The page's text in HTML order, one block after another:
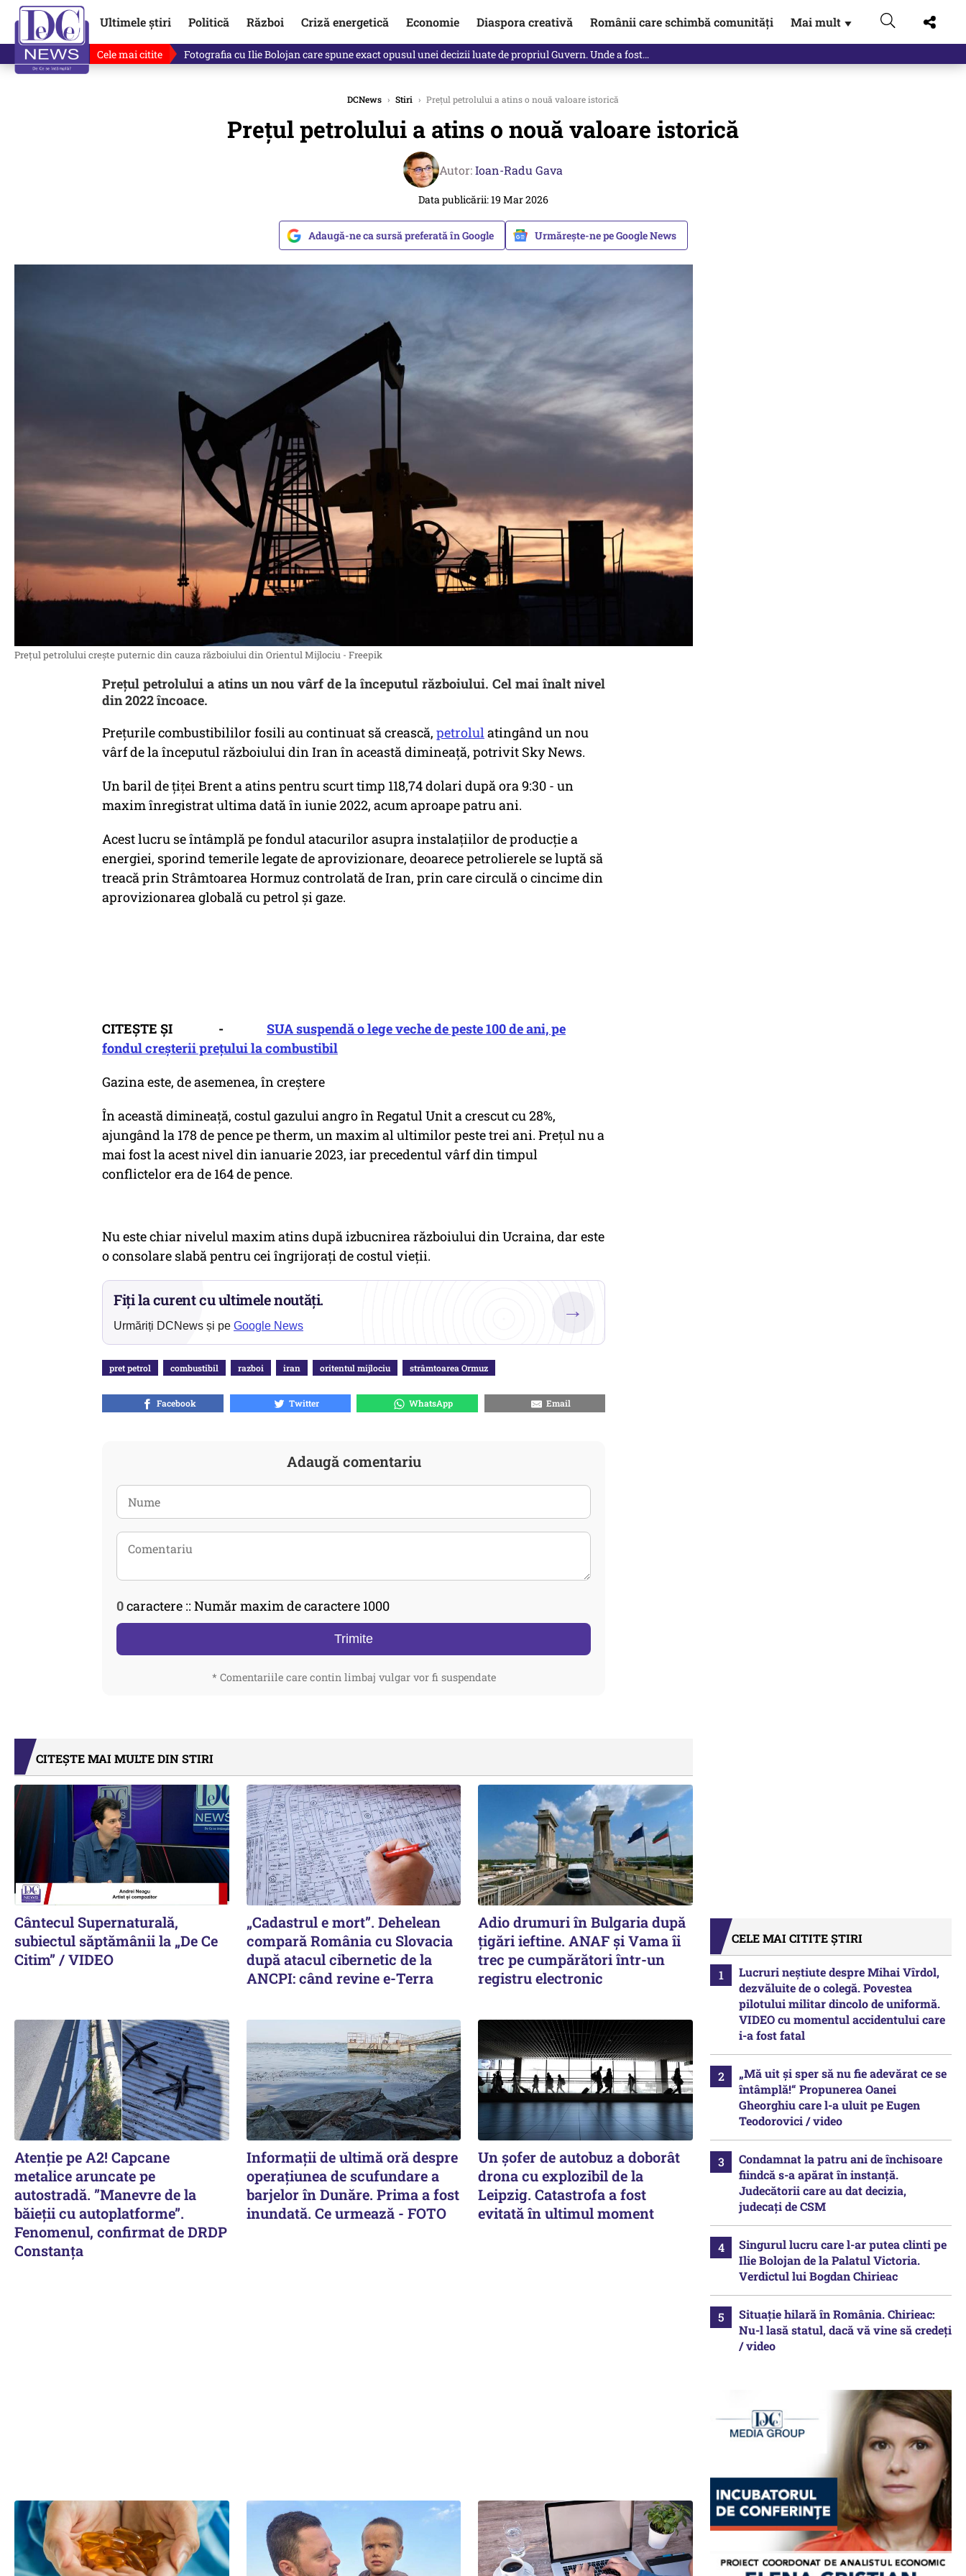
Ultimele știri Politică Război Criză energetică Economie Diaspora creativă Românii care schimbă comunități Mai mult ▼
Cele mai citite Lucruri neștiute despre Mihai Vîrdol, dezvăluite de o colegă. Povestea pilotului militar dincolo de…
DCNews › Stiri › Prețul petrolului a atins o nouă valoare istorică
Prețul petrolului a atins o nouă valoare istorică
Autor:Ioan-Radu Gava
Data publicării: 19 Mar 2026
Adaugă-ne ca sursă preferată în Google Urmărește-ne pe Google News
Prețul petrolului crește puternic din cauza războiului din Orientul Mijlociu - Freepik
Prețul petrolului a atins un nou vârf de la începutul războiului. Cel mai înalt nivel
din 2022 încoace.
Prețurile combustibililor fosili au continuat să crească, petrolulatingând un nou
vârf de la începutul războiului din Iran în această dimineață, potrivit Sky News.
Un baril de țiței Brent a atins pentru scurt timp 118,74 dolari după ora 9:30 - un
maxim înregistrat ultima dată în iunie 2022, acum aproape patru ani.
Acest lucru se întâmplă pe fondul atacurilor asupra instalațiilor de producție a
energiei, sporind temerile legate de aprovizionare, deoarece petrolierele se luptă să
treacă prin Strâmtoarea Hormuz controlată de Iran, prin care circulă o cincime din
aprovizionarea globală cu petrol și gaze.
CITEȘTE ȘI - SUA suspendă o lege veche de peste 100 de ani, pe
fondul creșterii prețului la combustibil
Gazina este, de asemenea, în creștere
În această dimineață, costul gazului angro în Regatul Unit a crescut cu 28%,
ajungând la 178 de pence pe therm, un maxim al ultimilor peste trei ani. Prețul nu a
mai fost la acest nivel din ianuarie 2023, iar precedentul vârf din timpul
conflictelor era de 164 de pence.
Nu este chiar nivelul maxim atins după izbucnirea războiului din Ucraina, dar este
o consolare slabă pentru cei îngrijorați de costul vieții.
Fiți la curent cu ultimele noutăți.
Urmăriți DCNews și pe Google News
→
pret petrol combustibil razboi iran oritentul mijlociu strâmtoarea Ormuz
Facebook Twitter WhatsApp Email
Adaugă comentariu
0caractere :: Număr maxim de caractere 1000
Trimite
* Comentariile care contin limbaj vulgar vor fi suspendate
CITEȘTE MAI MULTE DIN STIRI
Cântecul Supernaturală,
subiectul săptămânii la „De Ce
Citim” / VIDEO
„Cadastrul e mort”. Dehelean
compară România cu Slovacia
după atacul cibernetic de la
ANCPI: când revine e-Terra
Adio drumuri în Bulgaria după
țigări ieftine. ANAF și Vama îi
trec pe cumpărători într-un
registru electronic
Atenție pe A2! Capcane
metalice aruncate pe
autostradă. ”Manevre de la
băieții cu autoplatforme”.
Fenomenul, confirmat de DRDP
Constanța
Informații de ultimă oră despre
operațiunea de scufundare a
barjelor în Dunăre. Prima a fost
inundată. Ce urmează - FOTO
Un șofer de autobuz a doborât
drona cu explozibil de la
Leipzig. Catastrofa a fost
evitată în ultimul moment
CELE MAI CITITE ȘTIRI
Lucruri neștiute despre Mihai Vîrdol,
dezvăluite de o colegă. Povestea
pilotului militar dincolo de uniformă.
VIDEO cu momentul accidentului care
i-a fost fatal
„Mă uit și sper să nu fie adevărat ce se
întâmplă!“ Propunerea Oanei
Gheorghiu care l-a uluit pe Eugen
Teodorovici / video
Condamnat la patru ani de închisoare
fiindcă s-a apărat în instanță.
Judecătorii care au dat decizia,
judecați de CSM
Singurul lucru care l-ar putea clinti pe
Ilie Bolojan de la Palatul Victoria.
Verdictul lui Bogdan Chirieac
Situație hilară în România. Chirieac:
Nu-l lasă statul, dacă vă vine să credeți
/ video